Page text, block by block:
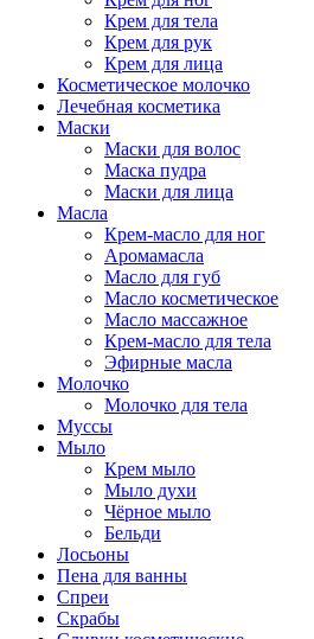
Крем для тела
Крем для рук
Крем для лица
Косметическое молочко
Лечебная косметика
Маски
Маски для волос
Маска пудра
Маски для лица
Масла
Крем-масло для ног
Аромамасла
Масло для губ
Масло косметическое
Масло массажное
Крем-масло для тела
Эфирные масла
Молочко
Молочко для тела
Муссы
Мыло
Крем мыло
Мыло духи
Чёрное мыло
Бельди
Лосьоны
Пена для ванны
Спреи
Скрабы